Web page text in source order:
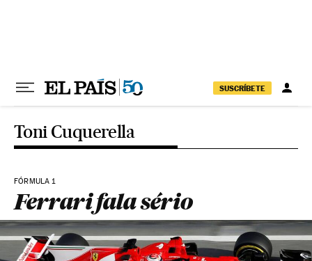
SUSCRÍBETE
Toni Cuquerella
FÓRMULA 1
Ferrari fala sério